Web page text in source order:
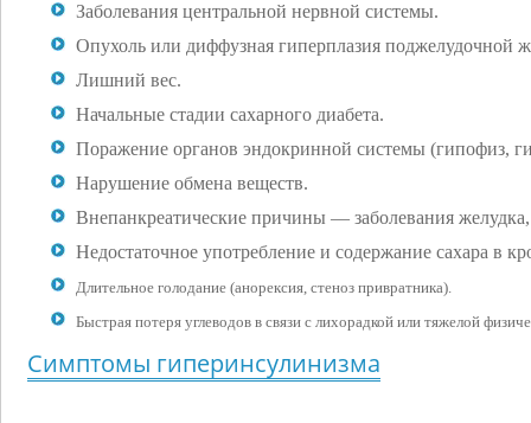
Заболевания центральной нервной системы.
Опухоль или диффузная гиперплазия поджелудочной
Лишний вес.
Начальные стадии сахарного диабета.
Поражение органов эндокринной системы (гипофиз,
Нарушение обмена веществ.
Внепанкреатические причины — заболевания
Недостаточное употребление и содержание сахара в
Длительное голодание (анорексия, стеноз привратника).
Быстрая потеря углеводов в связи с лихорадкой или тяжелой
Симптомы гиперинсулинизма